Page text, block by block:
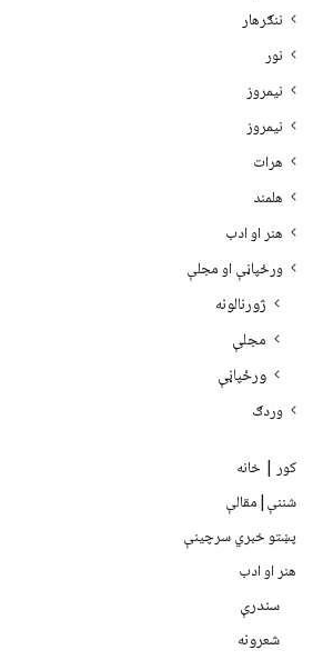
ننګرهار
نور
نيمروز
نیمروز
هرات
هلمند
هنر او ادب
ورځپاڼې او مجلې
ژورنالونه
مجلې
ورځپاڼې
وردګ
کور | خانه
شننې|مقالې
پښتو خبري سرچينې
هنر او ادب
سندرې
شعرونه